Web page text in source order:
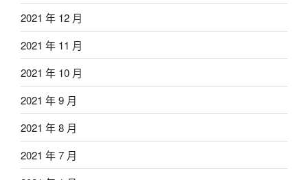
2021 年 12 月
2021 年 11 月
2021 年 10 月
2021 年 9 月
2021 年 8 月
2021 年 7 月